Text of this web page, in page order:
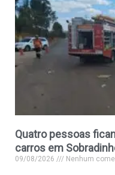
Quatro pessoas
carros em
09/08/2026 Nenhum